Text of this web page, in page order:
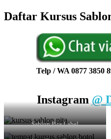
Daftar Kursus
Telp / WA 0877 3850
Instagram @
Sablon Pita Label